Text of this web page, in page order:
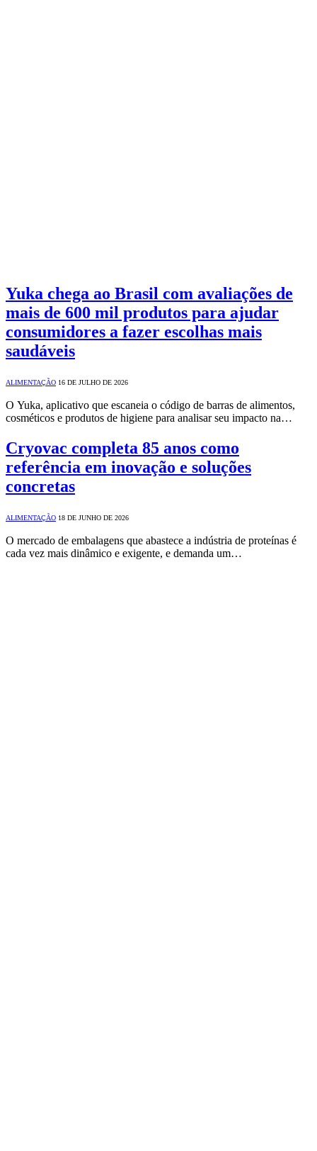
Yuka chega ao Brasil com avaliações de
mais de 600 mil produtos para ajudar
consumidores a fazer escolhas mais
saudáveis
ALIMENTAÇÃO 16 DE JULHO DE 2026
O Yuka, aplicativo que escaneia o código de barras de alimentos,
cosméticos e produtos de higiene para analisar seu impacto na…
Cryovac completa 85 anos como
referência em inovação e soluções
concretas
ALIMENTAÇÃO 18 DE JUNHO DE 2026
O mercado de embalagens que abastece a indústria de proteínas é
cada vez mais dinâmico e exigente, e demanda um…